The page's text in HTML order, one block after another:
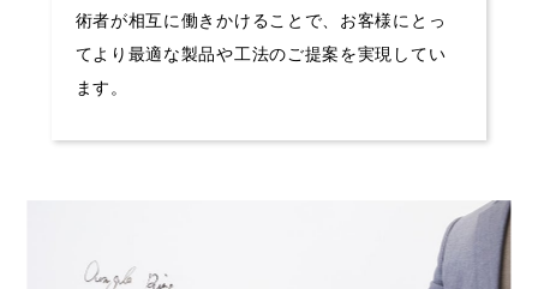
術者が相互に働きかけることで、お客様にとっ
てより最適な製品や工法のご提案を実現してい
ます。